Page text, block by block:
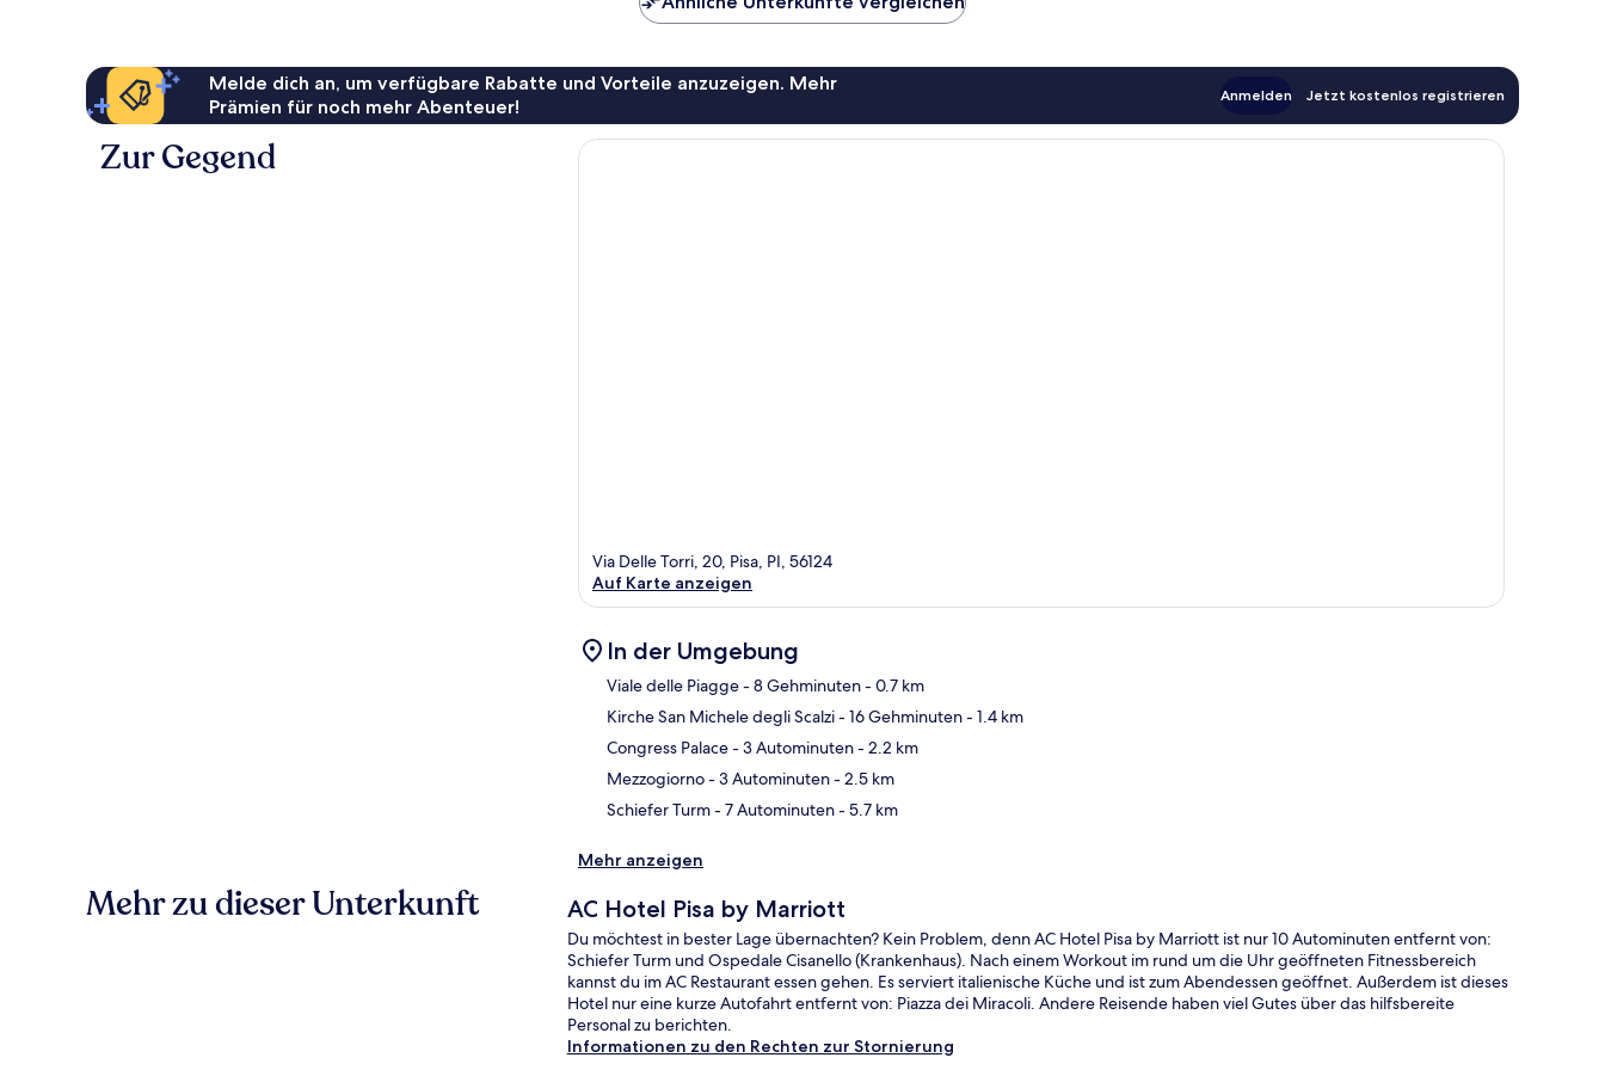
Melde dich an, um verfügbare Rabatte und Vorteile anzuzeigen. Mehr
Prämien für noch mehr Abenteuer!
Anmelden Jetzt kostenlos registrieren
Zur Gegend
Via Delle Torri, 20, Pisa, PI, 56124
Auf Karte anzeigen
In der Umgebung
Viale delle Piagge- 8 Gehminuten- 0.7 km
Kirche San Michele degli Scalzi- 16 Gehminuten- 1.4 km
Congress Palace- 3 Autominuten- 2.2 km
Mezzogiorno- 3 Autominuten- 2.5 km
Schiefer Turm- 7 Autominuten- 5.7 km
Mehr anzeigen
Mehr zu dieser Unterkunft AC Hotel Pisa by Marriott
Du möchtest in bester Lage übernachten? Kein Problem, denn AC Hotel Pisa by Marriott ist nur 10 Autominuten entfernt von:
Schiefer Turm und Ospedale Cisanello (Krankenhaus). Nach einem Workout im rund um die Uhr geöffneten Fitnessbereich
kannst du im AC Restaurant essen gehen. Es serviert italienische Küche und ist zum Abendessen geöffnet. Außerdem ist dieses
Hotel nur eine kurze Autofahrt entfernt von: Piazza dei Miracoli. Andere Reisende haben viel Gutes über das hilfsbereite
Personal zu berichten.
Informationen zu den Rechten zur Stornierung